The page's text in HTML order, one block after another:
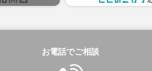
お電話でご相談